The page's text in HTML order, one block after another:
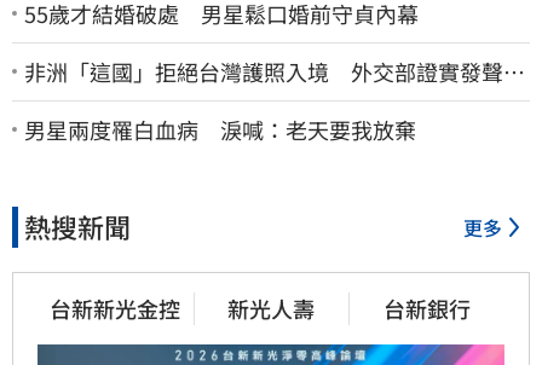
55歲才結婚破處 男星鬆口婚前守貞內幕
非洲「這國」拒絕台灣護照入境 外交部證實發聲
了：持續交涉聯繫
男星兩度罹白血病 淚喊：老天要我放棄
熱搜新聞 更多
台新新光金控 新光人壽 台新銀行